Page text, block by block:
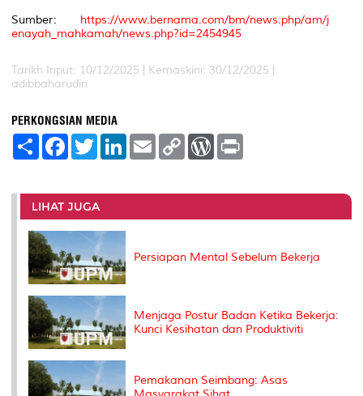
Sumber: https://www.bernama.com/bm/news.php/am/j
enayah_mahkamah/news.php?id=2454945
Tarikh Input: 10/12/2025 | Kemaskini: 30/12/2025 |
adibbaharudin
PERKONGSIAN MEDIA
S
e
F
a
b
o
o
k
T
w
t
e
r
L
e
I
E
m
l
C
L
n
W
P
e
t
LIHAT JUGA
Persiapan Mental Sebelum Bekerja
Menjaga Postur Badan Ketika Bekerja:
Kunci Kesihatan dan Produktiviti
Pemakanan Seimbang: Asas